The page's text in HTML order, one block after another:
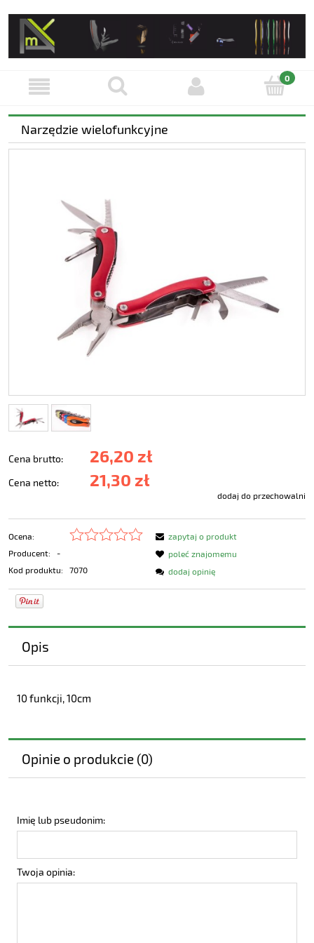
Narzędzie wielofunkcyjne
Cena brutto: 26,20 zł
Cena netto: 21,30 zł
dodaj do przechowalni
Ocena:
Producent:
-
Kod produktu:
7070
zapytaj o produkt
poleć znajomemu
dodaj opinię
Opis
10 funkcji, 10cm
Opinie o produkcie (0)
Imię lub pseudonim:
Twoja opinia: